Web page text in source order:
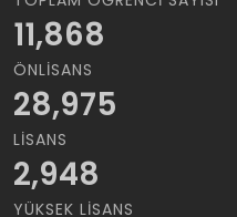
11,868
ÖNLISANS
28,975
LISANS
2,948
YÜKSEK LISANS